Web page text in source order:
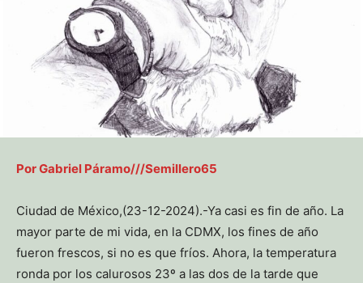
Por Gabriel Páramo///Semillero65
Ciudad de México,(23-12-2024).-Ya casi es fin de año. La
mayor parte de mi vida, en la CDMX, los fines de año
fueron frescos, si no es que fríos. Ahora, la temperatura
ronda por los calurosos 23º a las dos de la tarde que